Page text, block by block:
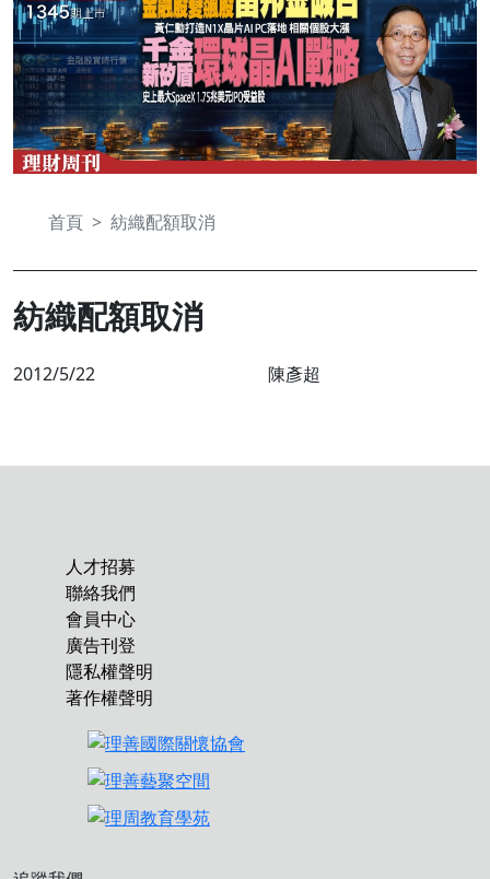
首頁 紡織配額取消
紡織配額取消
2012/5/22 陳彥超
人才招募
聯絡我們
會員中心
廣告刊登
隱私權聲明
著作權聲明